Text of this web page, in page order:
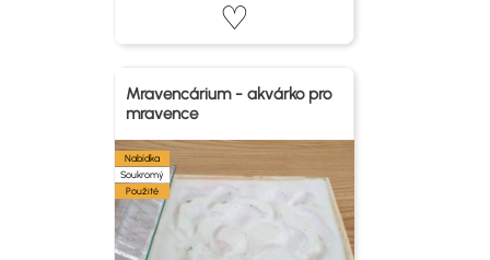
Mravencárium - akvárko pro
mravence
Nabídka
Soukromý
Použité